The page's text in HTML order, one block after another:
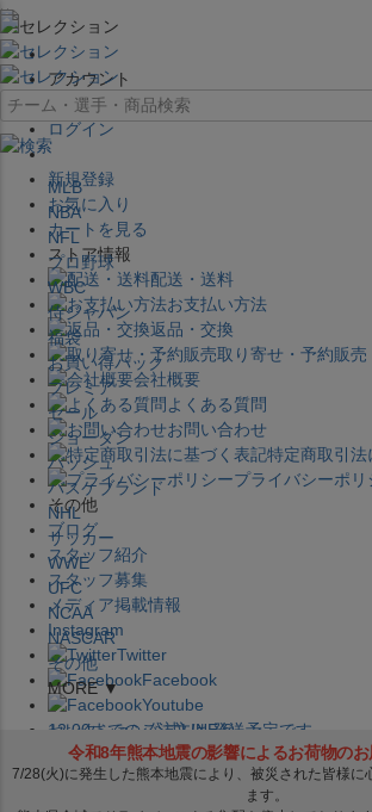
×
アカウント
ログイン
新規登録
お気に入り
カートを見る
ストア情報
配送・送料
お支払い方法
返品・交換
取り寄せ・予約販売
会社概要
よくある質問
お問い合わせ
特定商取引
プライバシーポリ
その他
ブログ
スタッフ紹介
スタッフ募集
メディア掲載情報
Instagram
Twitter
Facebook
Youtube
セレクション公式LINE@
MLB
NBA
NFL
プロ野球
WBC
侍ジャパン
福袋
お買い得パック
プレミア
セール
ジョーダン
バッシュ
バスケブランド
NHL
サッカー
WWE
UFC
NCAA
NASCAR
その他
MORE ▼
12:00までのご注文は発送予定です。
在庫品は 1-3営業日内で発送!! ※お取寄せ商